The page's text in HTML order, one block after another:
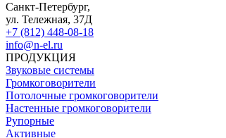
Санкт-Петербург,
ул. Тележная, 37Д
+7 (812) 448-08-18
info@n-el.ru
ПРОДУКЦИЯ
Звуковые системы
Громкоговорители
Потолочные громкоговорители
Настенные громкоговорители
Рупорные
Активные